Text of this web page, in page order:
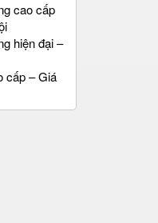
cao cấp
hiện đại –
cấp – Giá